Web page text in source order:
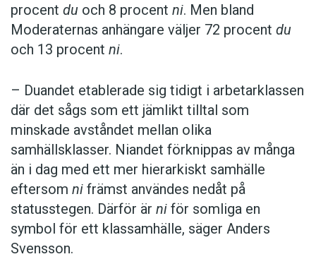
procent du och 8 procent ni. Men bland
Moderaternas anhängare väljer 72 procent du
och 13 procent ni.
– Duandet etablerade sig tidigt i arbetarklassen
där det sågs som ett jämlikt tilltal som
minskade avståndet mellan olika
samhällsklasser. Niandet förknippas av många
än i dag med ett mer hierarkiskt samhälle
eftersom ni främst användes nedåt på
statusstegen. Därför är ni för somliga en
symbol för ett klassamhälle, säger Anders
Svensson.